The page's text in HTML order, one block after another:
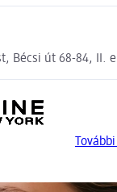
Bécsi út 68-84, II.